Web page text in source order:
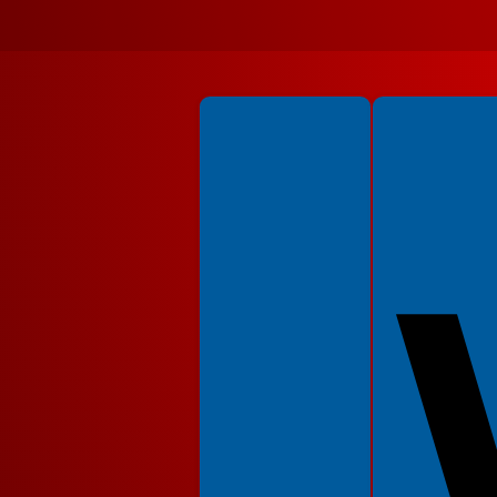
Spełniamy standardy WCAG 2.2 Spełniamy standardy